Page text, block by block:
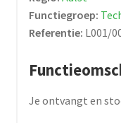
Functiegroep:
Referentie: L001/
Je ontvangt en